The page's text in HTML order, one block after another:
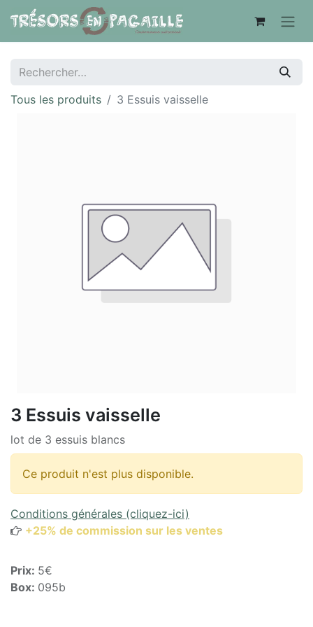
Tous les produits 3 Essuis vaisselle
3 Essuis vaisselle
lot de 3 essuis blancs
Ce produit n'est plus disponible.
Conditions générales (cliquez-ici)
+25% de commission sur les ventes
Prix: 5€
Box: 095b